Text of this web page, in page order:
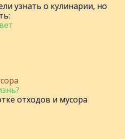
узнать о кулинарии, но
отходов и мусора